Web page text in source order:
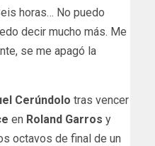
horas… No puedo
decir mucho más. Me
se me apagó la
Cerúndolo tras vencer
en Roland Garros y
octavos de final de un